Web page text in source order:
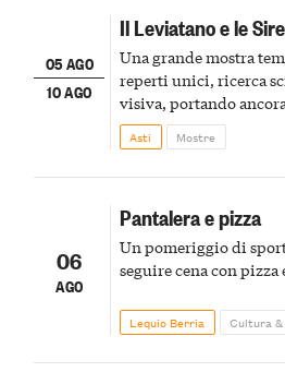
05 AGO
10 AGO
Il Leviatano e le
Una grande mostra
reperti unici, ricerca
visiva, portando
della scena le
Asti Mostre
06
AGO
Pantalera e pizza
Un pomeriggio di
seguire cena con pizza
Lequio Berria Cultura